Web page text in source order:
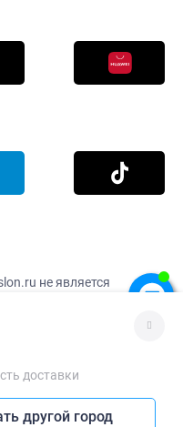
не является
доставки
другой город